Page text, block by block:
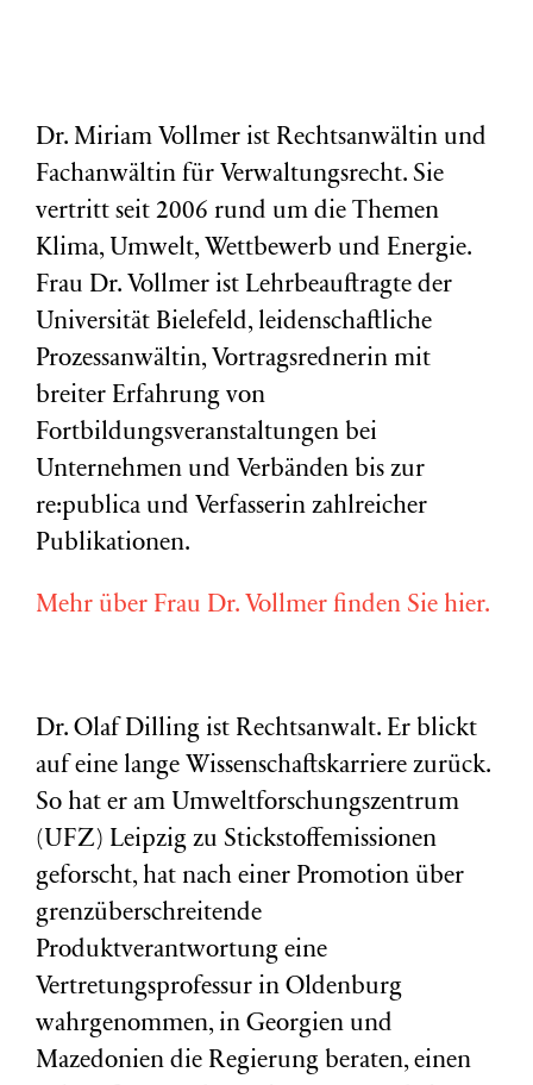
Dr. Miriam Vollmer ist Rechtsanwältin und
Fachanwältin für Verwaltungsrecht. Sie
vertritt seit 2006 rund um die Themen
Klima, Umwelt, Wettbewerb und Energie.
Frau Dr. Vollmer ist Lehrbeauftragte der
Universität Bielefeld, leidenschaftliche
Prozessanwältin, Vortragsrednerin mit
breiter Erfahrung von
Fortbildungsveranstaltungen bei
Unternehmen und Verbänden bis zur
re:publica und Verfasserin zahlreicher
Publikationen.
Mehr über Frau Dr. Vollmer finden Sie hier.
Dr. Olaf Dilling ist Rechtsanwalt. Er blickt
auf eine lange Wissenschaftskarriere zurück.
So hat er am Umweltforschungszentrum
(UFZ) Leipzig zu Stickstoffemissionen
geforscht, hat nach einer Promotion über
grenzüberschreitende
Produktverantwortung eine
Vertretungsprofessur in Oldenburg
wahrgenommen, in Georgien und
Mazedonien die Regierung beraten, einen